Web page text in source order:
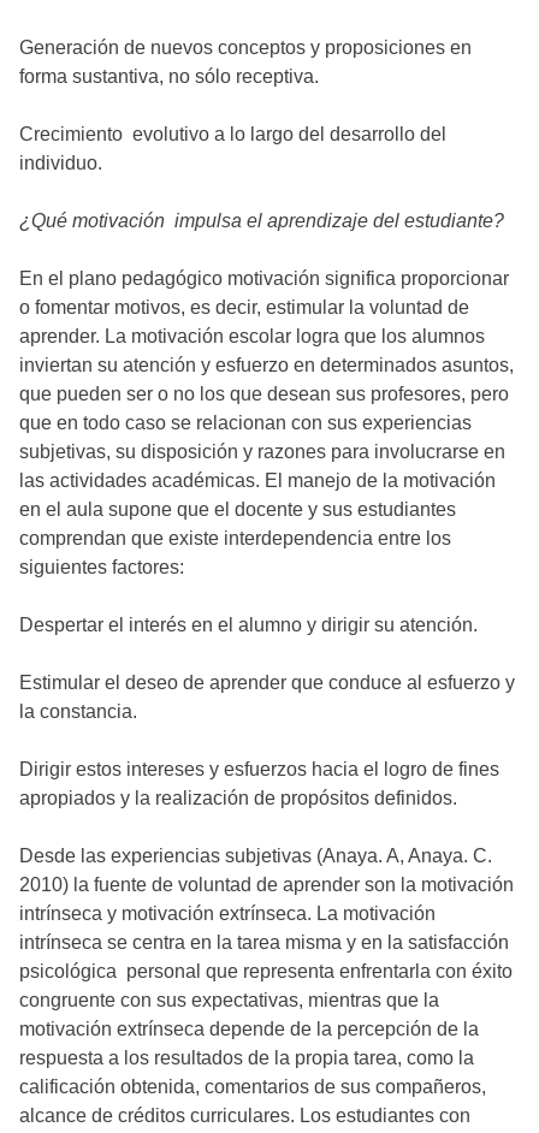
Generación de nuevos conceptos y proposiciones en
forma sustantiva, no sólo receptiva.
Crecimiento evolutivo a lo largo del desarrollo del
individuo.
¿Qué motivación impulsa el aprendizaje del estudiante?
En el plano pedagógico motivación significa proporcionar
o fomentar motivos, es decir, estimular la voluntad de
aprender. La motivación escolar logra que los alumnos
inviertan su atención y esfuerzo en determinados asuntos,
que pueden ser o no los que desean sus profesores, pero
que en todo caso se relacionan con sus experiencias
subjetivas, su disposición y razones para involucrarse en
las actividades académicas. El manejo de la motivación
en el aula supone que el docente y sus estudiantes
comprendan que existe interdependencia entre los
siguientes factores:
Despertar el interés en el alumno y dirigir su atención.
Estimular el deseo de aprender que conduce al esfuerzo y
la constancia.
Dirigir estos intereses y esfuerzos hacia el logro de fines
apropiados y la realización de propósitos definidos.
Desde las experiencias subjetivas (Anaya. A, Anaya. C.
2010) la fuente de voluntad de aprender son la motivación
intrínseca y motivación extrínseca. La motivación
intrínseca se centra en la tarea misma y en la satisfacción
psicológica personal que representa enfrentarla con éxito
congruente con sus expectativas, mientras que la
motivación extrínseca depende de la percepción de la
respuesta a los resultados de la propia tarea, como la
calificación obtenida, comentarios de sus compañeros,
alcance de créditos curriculares. Los estudiantes con